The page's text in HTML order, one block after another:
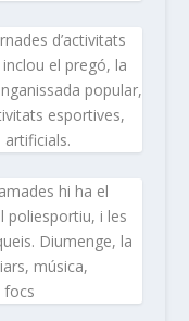
d’activitats
el pregó, la
popular,
esportives,
hi ha el
poliesportiu, i les
Diumenge, la
música,
focs